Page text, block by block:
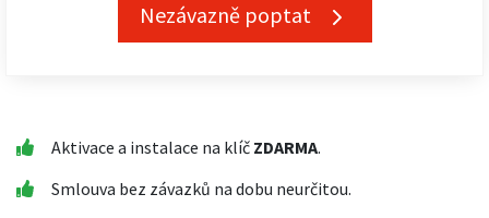
Nezávazně poptat
Aktivace a instalace na klíč ZDARMA.
Smlouva bez závazků na dobu neurčitou.